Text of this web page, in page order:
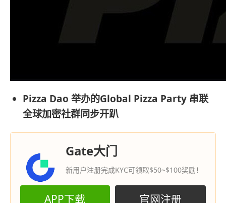
Pizza Dao 举办的Global Pizza Party 串联
全球加密社群同步开趴
Gate大门
新用户注册完成KYC可领取$50~$100奖励！
APP下载 官网注册